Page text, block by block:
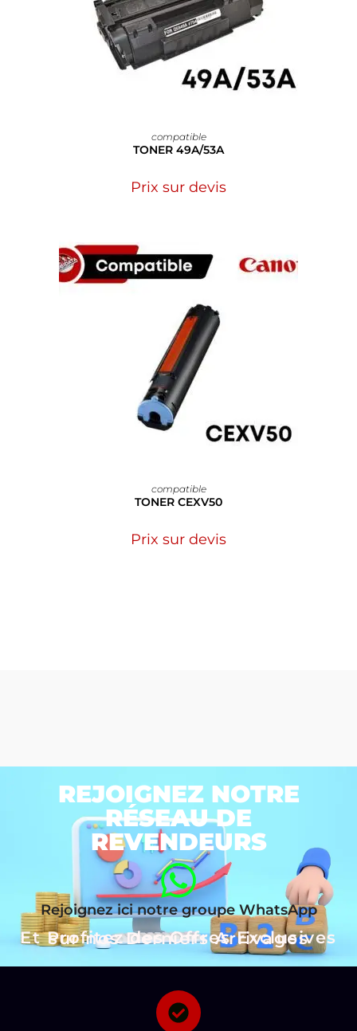
compatible
TONER 49A/53A
Prix sur devis
compatible
TONER CEXV50
Prix sur devis
REJOIGNEZ NOTRE
RÉSEAU DE
REVENDEURS
Rejoignez ici notre groupe WhatsApp
Et Profitez des Offres Exclusives sur nos Derniers Arrivages